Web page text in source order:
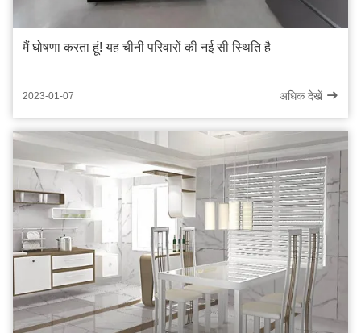
मैं घोषणा करता हूं! यह चीनी परिवारों की नई सी स्थिति है
2023-01-07 अधिक देखें